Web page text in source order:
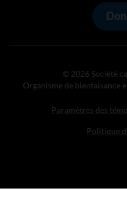
© 2026 Société
Organisme de bienfaisance
Paramètres des
Politique